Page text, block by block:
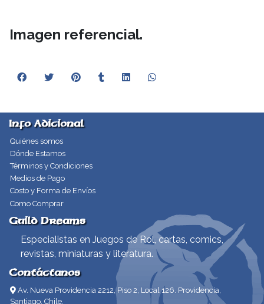
Imagen referencial.
Info Adicional
Quiénes somos
Dónde Estamos
Términos y Condiciones
Medios de Pago
Costo y Forma de Envíos
Como Comprar
Guild Dreams
Especialistas en Juegos de Rol, cartas, comics,
revistas, miniaturas y literatura.
Contáctanos
Av. Nueva Providencia 2212, Piso 2, Local 126. Providencia,
Santiago, Chile.